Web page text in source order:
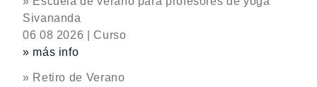
Sivananda
06 08 2026 | Curso
» más info
» Retiro de Verano